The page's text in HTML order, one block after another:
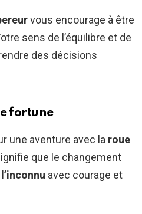
vous encourage à être
sens de l’équilibre et de
des décisions
fortune
une aventure avec la roue
que le changement
avec courage et